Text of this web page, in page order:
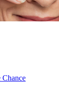
Chance